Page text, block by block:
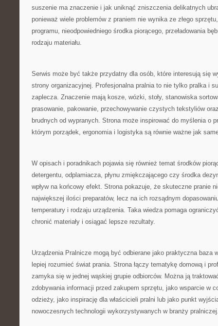
suszenie ma znaczenie i jak uniknąć zniszczenia delikatnych
ponieważ wiele problemów z praniem nie wynika ze złego
programu, nieodpowiedniego środka piorącego, przeładowania
rodzaju materiału.
Serwis może być także przydatny dla osób, które interesują się
strony organizacyjnej. Profesjonalna pralnia to nie tylko pralka i
zaplecza. Znaczenie mają kosze, wózki, stoły, stanowiska
prasowanie, pakowanie, przechowywanie czystych tekstyliów
brudnych od wypranych. Strona może inspirować do myślenia o
którym porządek, ergonomia i logistyka są równie ważne jak
W opisach i poradnikach pojawia się również temat środków
detergentu, odplamiacza, płynu zmiękczającego czy środka
wpływ na końcowy efekt. Strona pokazuje, że skuteczne pranie
największej ilości preparatów, lecz na ich rozsądnym
temperatury i rodzaju urządzenia. Taka wiedza pomaga
chronić materiały i osiągać lepsze rezultaty.
Urządzenia Pralnicze mogą być odbierane jako praktyczna baza
lepiej rozumieć świat prania. Strona łączy tematykę domową i
zamyka się w jednej wąskiej grupie odbiorców. Można ją
zdobywania informacji przed zakupem sprzętu, jako wsparcie w
odzieży, jako inspirację dla właścicieli pralni lub jako punkt
nowoczesnych technologii wykorzystywanych w branży